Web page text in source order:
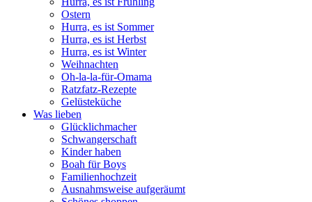
Ostern
Hurra, es ist Sommer
Hurra, es ist Herbst
Hurra, es ist Winter
Weihnachten
Oh-la-la-für-Omama
Ratzfatz-Rezepte
Gelüsteküche
Was lieben
Glücklichmacher
Schwangerschaft
Kinder haben
Boah für Boys
Familienhochzeit
Ausnahmsweise aufgeräumt